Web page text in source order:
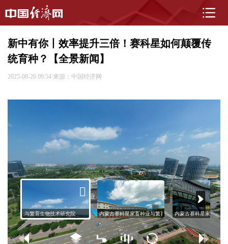
新中有你丨效率提升三倍！赛科星如何颠覆传
统育种？【全景新闻】
2025-08-26 09:54 来源：中国经济网